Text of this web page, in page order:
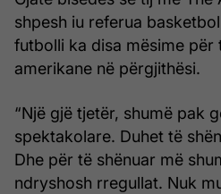
shpesh iu referua
futbolli ka disa mësime
amerikane në përgjithësi.
“Një gjë tjetër, shumë pak
spektakolare. Duhet të
Dhe për të shënuar më
ndryshosh rregullat. Nuk